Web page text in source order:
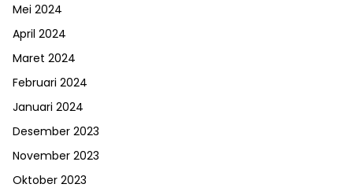
Mei 2024
April 2024
Maret 2024
Februari 2024
Januari 2024
Desember 2023
November 2023
Oktober 2023